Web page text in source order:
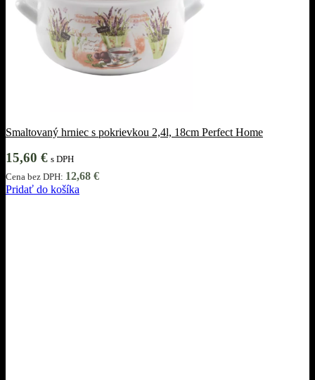
Smaltovaný hrniec s pokrievkou 2,4l, 18cm Perfect Home
15,60 € s DPH
Cena bez DPH: 12,68 €
Pridať do košíka